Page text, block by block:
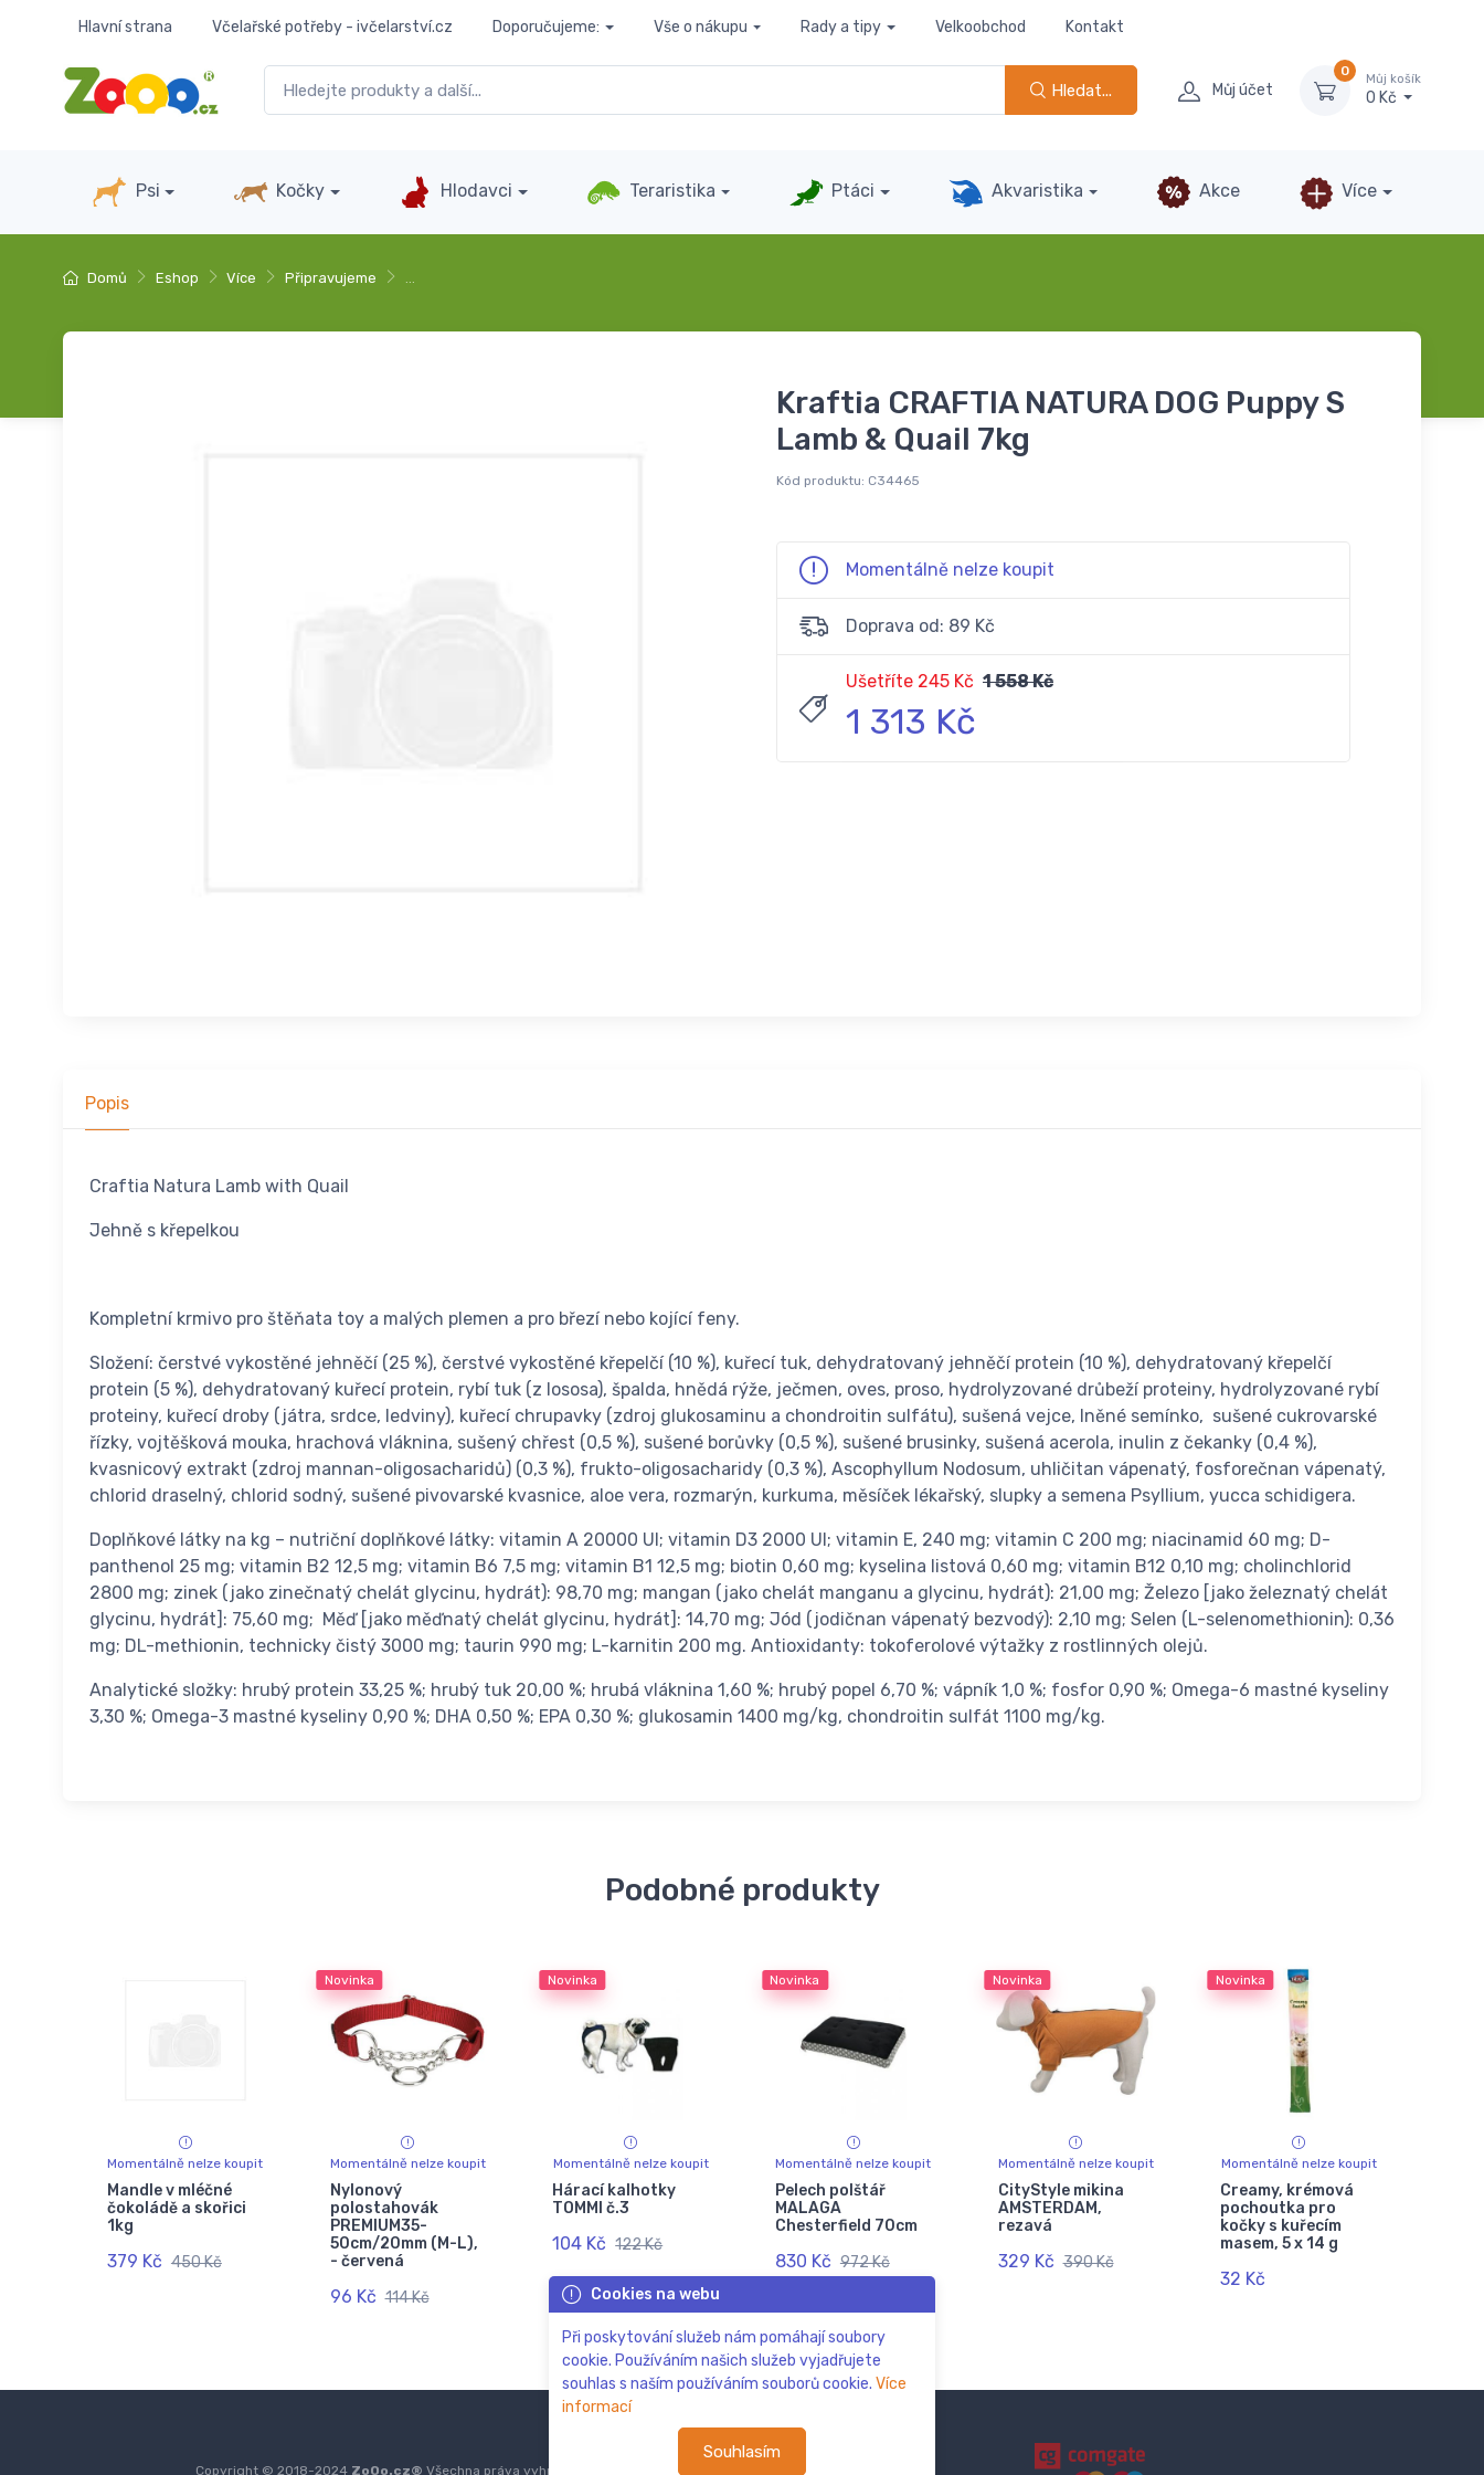
Hlavní strana Včelařské potřeby - ivčelarství.cz Doporučujeme: Vše o nákupu Rady a tipy Velkoobchod Kontakt
Hledat... Můj účet
0
Můj košík
0 Kč
Psi Kočky Hlodavci Teraristika Ptáci Akvaristika Akce Více
Domů Eshop Více Připravujeme …
Kraftia CRAFTIA NATURA DOG Puppy S
Lamb & Quail 7kg
Kód produktu: C34465
Momentálně nelze koupit
Doprava od: 89 Kč
Ušetříte 245 Kč 1 558 Kč
1 313 Kč
Popis
Craftia Natura Lamb with Quail
Jehně s křepelkou
Kompletní krmivo pro štěňata toy a malých plemen a pro březí nebo kojící feny.
Složení: čerstvé vykostěné jehněčí (25 %), čerstvé vykostěné křepelčí (10 %), kuřecí tuk, dehydratovaný jehněčí protein (10 %), dehydratovaný křepelčí
protein (5 %), dehydratovaný kuřecí protein, rybí tuk (z lososa), špalda, hnědá rýže, ječmen, oves, proso, hydrolyzované drůbeží proteiny, hydrolyzované rybí
proteiny, kuřecí droby (játra, srdce, ledviny), kuřecí chrupavky (zdroj glukosaminu a chondroitin sulfátu), sušená vejce, lněné semínko, sušené cukrovarské
řízky, vojtěšková mouka, hrachová vláknina, sušený chřest (0,5 %), sušené borůvky (0,5 %), sušené brusinky, sušená acerola, inulin z čekanky (0,4 %),
kvasnicový extrakt (zdroj mannan-oligosacharidů) (0,3 %), frukto-oligosacharidy (0,3 %), Ascophyllum Nodosum, uhličitan vápenatý, fosforečnan vápenatý,
chlorid draselný, chlorid sodný, sušené pivovarské kvasnice, aloe vera, rozmarýn, kurkuma, měsíček lékařský, slupky a semena Psyllium, yucca schidigera.
Doplňkové látky na kg – nutriční doplňkové látky: vitamin A 20000 UI; vitamin D3 2000 UI; vitamin E, 240 mg; vitamin C 200 mg; niacinamid 60 mg; D-
panthenol 25 mg; vitamin B2 12,5 mg; vitamin B6 7,5 mg; vitamin B1 12,5 mg; biotin 0,60 mg; kyselina listová 0,60 mg; vitamin B12 0,10 mg; cholinchlorid
2800 mg; zinek (jako zinečnatý chelát glycinu, hydrát): 98,70 mg; mangan (jako chelát manganu a glycinu, hydrát): 21,00 mg; Železo [jako železnatý chelát
glycinu, hydrát]: 75,60 mg; Měď [jako měďnatý chelát glycinu, hydrát]: 14,70 mg; Jód (jodičnan vápenatý bezvodý): 2,10 mg; Selen (L-selenomethionin): 0,36
mg; DL-methionin, technicky čistý 3000 mg; taurin 990 mg; L-karnitin 200 mg. Antioxidanty: tokoferolové výtažky z rostlinných olejů.
Analytické složky: hrubý protein 33,25 %; hrubý tuk 20,00 %; hrubá vláknina 1,60 %; hrubý popel 6,70 %; vápník 1,0 %; fosfor 0,90 %; Omega-6 mastné kyseliny
3,30 %; Omega-3 mastné kyseliny 0,90 %; DHA 0,50 %; EPA 0,30 %; glukosamin 1400 mg/kg, chondroitin sulfát 1100 mg/kg.
Podobné produkty
Momentálně nelze koupit
Mandle v mléčné
čokoládě a skořici
1kg
379 Kč 450 Kč
Novinka
Momentálně nelze koupit
Nylonový
polostahovák
PREMIUM35-
50cm/20mm (M-L),
- červená
96 Kč 114 Kč
Novinka
Momentálně nelze koupit
Hárací kalhotky
TOMMI č.3
104 Kč 122 Kč
Novinka
Momentálně nelze koupit
Pelech polštář
MALAGA
Chesterfield 70cm
830 Kč 972 Kč
Novinka
Momentálně nelze koupit
CityStyle mikina
AMSTERDAM,
rezavá
329 Kč 390 Kč
Novinka
Momentálně nelze koupit
Creamy, krémová
pochoutka pro
kočky s kuřecím
masem, 5 x 14 g
32 Kč
Cookies na webu
Při poskytování služeb nám pomáhají soubory
cookie. Používáním našich služeb vyjadřujete
souhlas s naším používáním souborů cookie. Více
informací
Souhlasím
Copyright © 2018-2024 ZoOo.cz® Všechna práva vyhrazena.